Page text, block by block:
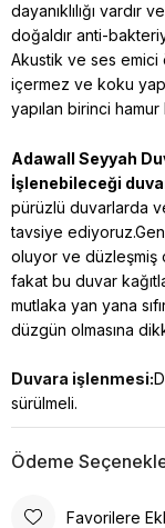
dayanıklılığı vardır
doğaldır anti-
Akustik ve ses emici
içermez ve koku
yapılan birinci hamur
Adawall Seyyah
İşlenebileceği
pürüzlü duvarlarda
tavsiye
oluyor ve düzleşmiş
fakat bu duvar
mutlaka yan yana
düzgün olmasına
Duvara işlenmesi:
sürülmeli.
Ödeme
Favorilere